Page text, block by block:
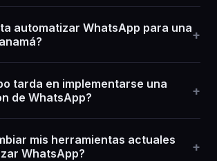
automatizar WhatsApp para una+
tarda en implementarse una
de WhatsApp?
+
mis herramientas actuales
WhatsApp?
+